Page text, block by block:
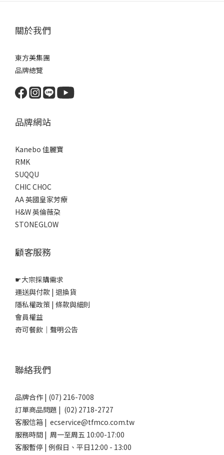
關於我們
東方美集團
品牌總覽
品牌網站
Kanebo 佳麗寶
RMK
SUQQU
CHIC CHOC
AA 英國皇家芳療
H&W 英倫薇朶
STONEGLOW
顧客服務
☛大宗採購需求
運送與付款 | 退換貨
隱私權政策 | 條款與細則
會員權益
奇可餐飲｜聲明公告
聯絡我們
品牌合作 | (07) 216-7008
訂單商品問題 | (02) 2718-2727
客服信箱 | ecservice@tfmco.com.tw
服務時間 | 周一至周五 10:00-17:00
客服暫停 | 例假日、平日12:00 - 13:00